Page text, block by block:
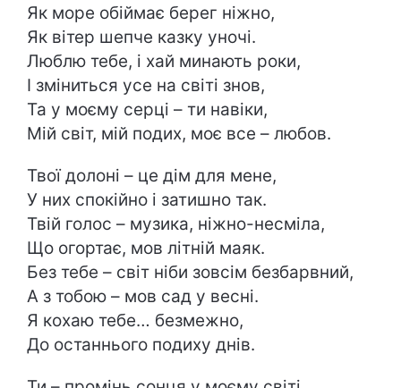
Як море обіймає берег ніжно,
Як вітер шепче казку уночі.
Люблю тебе, і хай минають роки,
І зміниться усе на світі знов,
Та у моєму серці – ти навіки,
Мій світ, мій подих, моє все – любов.
Твої долоні – це дім для мене,
У них спокійно і затишно так.
Твій голос – музика, ніжно-несміла,
Що огортає, мов літній маяк.
Без тебе – світ ніби зовсім безбарвний,
А з тобою – мов сад у весні.
Я кохаю тебе… безмежно,
До останнього подиху днів.